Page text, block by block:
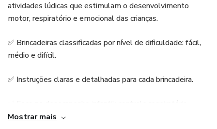
atividades lúdicas que estimulam o desenvolvimento
motor, respiratório e emocional das crianças.
✅ Brincadeiras classificadas por nível de dificuldade: fácil,
médio e difícil.
✅ Instruções claras e detalhadas para cada brincadeira.
autonomia e confiança.
Mostrar mais